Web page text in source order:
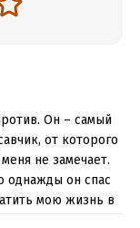
Он – самый
от которого
не замечает.
однажды он спас
мою жизнь в